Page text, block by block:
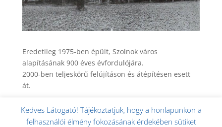
Eredetileg 1975-ben épült, Szolnok város
alapításának 900 éves évfordulójára.
2000-ben teljeskörű felújításon és átépítésen esett
át.
Kedves Látogató! Tájékoztatjuk, hogy a honlapunkon a
felhasználói élmény fokozásának érdekében sütiket